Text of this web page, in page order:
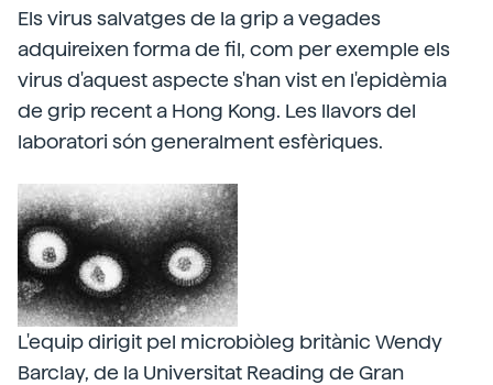
Els virus salvatges de la grip a vegades
adquireixen forma de fil, com per exemple els
virus d'aquest aspecte s'han vist en l'epidèmia
de grip recent a Hong Kong. Les llavors del
laboratori són generalment esfèriques.
L'equip dirigit pel microbiòleg britànic Wendy
Barclay, de la Universitat Reading de Gran